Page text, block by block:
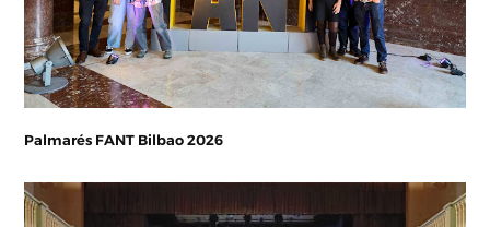
Palmarés FANT Bilbao 2026